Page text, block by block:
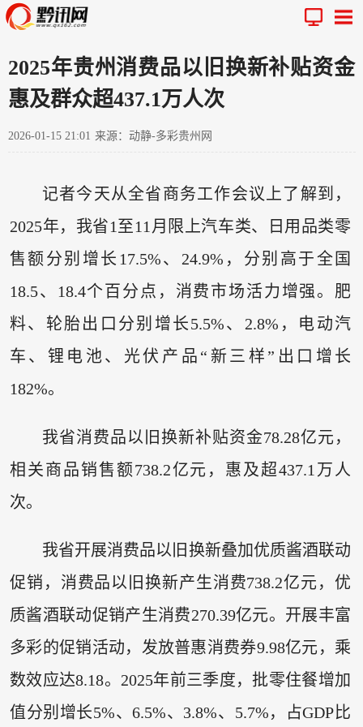
2025年贵州消费品以旧换新补贴资金
惠及群众超437.1万人次
2026-01-15 21:01 来源：动静-多彩贵州网
记者今天从全省商务工作会议上了解到，
2025年，我省1至11月限上汽车类、日用品类零
售额分别增长17.5%、24.9%，分别高于全国
18.5、18.4个百分点，消费市场活力增强。肥
料、轮胎出口分别增长5.5%、2.8%，电动汽
车、锂电池、光伏产品“新三样”出口增长
182%。
我省消费品以旧换新补贴资金78.28亿元，
相关商品销售额738.2亿元，惠及超437.1万人
次。
我省开展消费品以旧换新叠加优质酱酒联动
促销，消费品以旧换新产生消费738.2亿元，优
质酱酒联动促销产生消费270.39亿元。开展丰富
多彩的促销活动，发放普惠消费券9.98亿元，乘
数效应达8.18。2025年前三季度，批零住餐增加
值分别增长5%、6.5%、3.8%、5.7%，占GDP比